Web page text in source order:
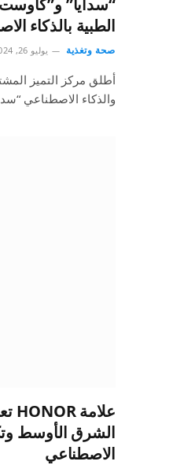
الطبية بالذكاء
صحة وتغذية يوليو 26, 2024
أطلق مركز التميز
والذكاء الاصطناعي
الشرق الأوسط
الاصطناعي